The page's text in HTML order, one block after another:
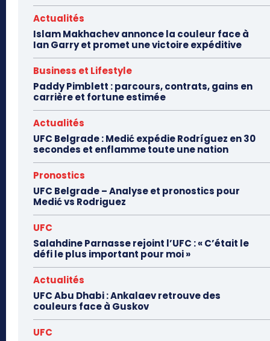
Actualités
Islam Makhachev annonce la couleur face à
Ian Garry et promet une victoire expéditive
Business et Lifestyle
Paddy Pimblett : parcours, contrats, gains en
carrière et fortune estimée
Actualités
UFC Belgrade : Medić expédie Rodríguez en 30
secondes et enflamme toute une nation
Pronostics
UFC Belgrade – Analyse et pronostics pour
Medić vs Rodriguez
UFC
Salahdine Parnasse rejoint l’UFC : « C’était le
défi le plus important pour moi »
Actualités
UFC Abu Dhabi : Ankalaev retrouve des
couleurs face à Guskov
UFC